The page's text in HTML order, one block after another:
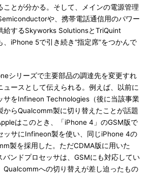
ことが分かる。そして、メインの電源管理
や、携帯電話通信用のパワー
給するSkyworks SolutionsとTriQuint
iPhone 5で引き続き“指定席”をつかんで
シリーズで主要部品の調達先を変更すれ
ュースとして伝えられる。例えば、以前に
サをInfineon Technologies（後に当該事業
からQualcomm製に切り替えたことが話題
はこのとき、「iPhone 4」のGSM版で
ッサにInfineon製を使い、同じiPhone 4の
製を採用した。ただCDMA版に用いた
ンドプロセッサは、GSMにも対応してい
Qualcommへの切り替えが差し迫ったもの